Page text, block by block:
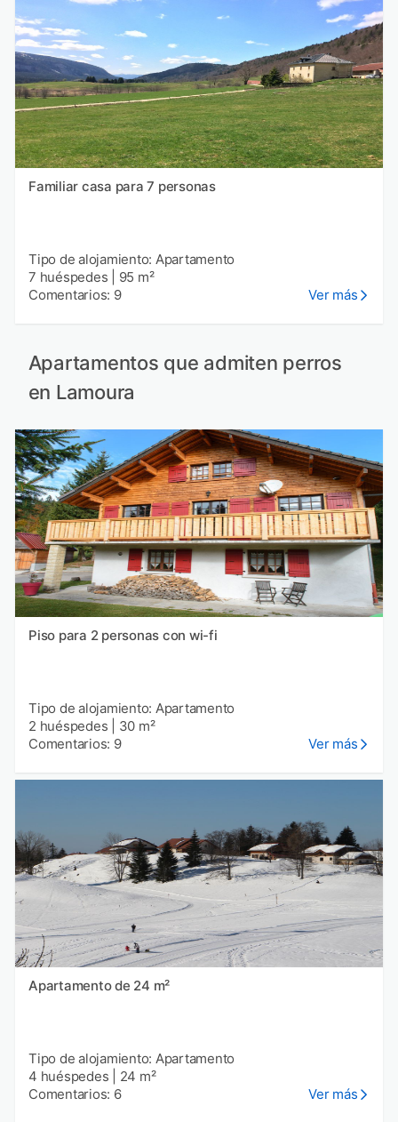
Familiar casa para 7 personas
Tipo de alojamiento: Apartamento
7 huéspedes
95 m²
Comentarios: 9
Ver más
Apartamentos que admiten perros
en Lamoura
Piso para 2 personas con wi-fi
Tipo de alojamiento: Apartamento
2 huéspedes
30 m²
Comentarios: 9
Ver más
Apartamento de 24 m²
Tipo de alojamiento: Apartamento
4 huéspedes
24 m²
Comentarios: 6
Ver más